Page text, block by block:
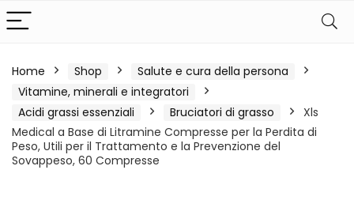
Home Shop
Salute e cura della persona
Vitamine, minerali e integratori
Acidi grassi essenziali
Bruciatori di grasso
Xls
Medical a Base di Litramine Compresse per la Perdita di
Peso, Utili per il Trattamento e la Prevenzione del
Sovappeso, 60 Compresse